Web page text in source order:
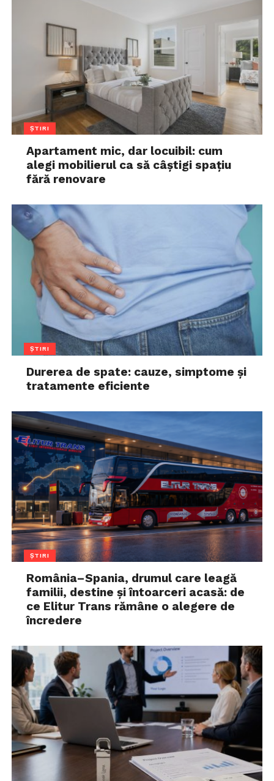
ȘTIRI
Apartament mic, dar locuibil: cum
alegi mobilierul ca să câștigi spațiu
fără renovare
ȘTIRI
Durerea de spate: cauze, simptome și
tratamente eficiente
ȘTIRI
România–Spania, drumul care leagă
familii, destine și întoarceri acasă: de
ce Elitur Trans rămâne o alegere de
încredere